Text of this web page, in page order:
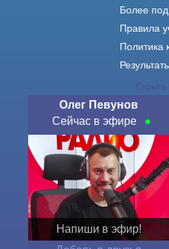
Скрыть
Олег Певунов
Сейчас в эфире
Напиши в эфир!
Более
Правила
Политика
О нас
О
Команда
Контакты
Реклама
Города
Сетка
История
Оферта